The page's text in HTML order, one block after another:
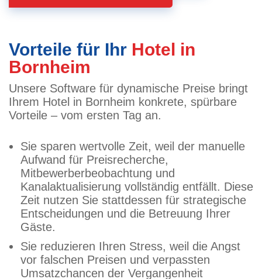
Vorteile für Ihr Hotel in
Bornheim
Unsere Software für dynamische Preise bringt
Ihrem Hotel in Bornheim konkrete, spürbare
Vorteile – vom ersten Tag an.
Sie sparen wertvolle Zeit, weil der manuelle
Aufwand für Preisrecherche,
Mitbewerberbeobachtung und
Kanalaktualisierung vollständig entfällt. Diese
Zeit nutzen Sie stattdessen für strategische
Entscheidungen und die Betreuung Ihrer
Gäste.
Sie reduzieren Ihren Stress, weil die Angst
vor falschen Preisen und verpassten
Umsatzchancen der Vergangenheit